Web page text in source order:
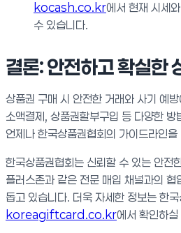
kocash.co.kr에서 현재 시세
수 있습니다.
결론: 안전하고 확실한
상품권 구매 시 안전한 거래와 사기 예
소액결제, 상품권할부구입 등 다양한 방
언제나 한국상품권협회의 가이드라인
한국상품권협회는 신뢰할 수 있는 안전
플러스존과 같은 전문 매입 채널과의
돕고 있습니다. 더욱 자세한 정보는 한
koreagiftcard.co.kr에서 확인하